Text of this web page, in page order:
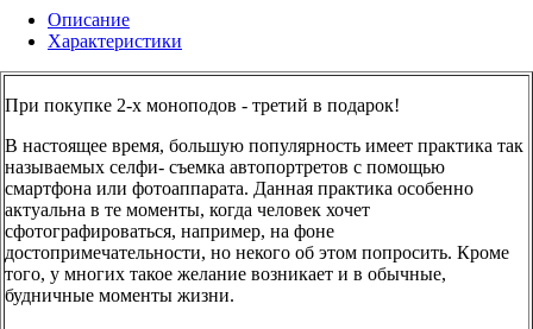
Описание
Характеристики
При покупке 2-х моноподов - третий в подарок!
В настоящее время, большую популярность имеет практика так
называемых селфи- съемка автопортретов с помощью
смартфона или фотоаппарата. Данная практика особенно
актуальна в те моменты, когда человек хочет
сфотографироваться, например, на фоне
достопримечательности, но некого об этом попросить. Кроме
того, у многих такое желание возникает и в обычные,
будничные моменты жизни.